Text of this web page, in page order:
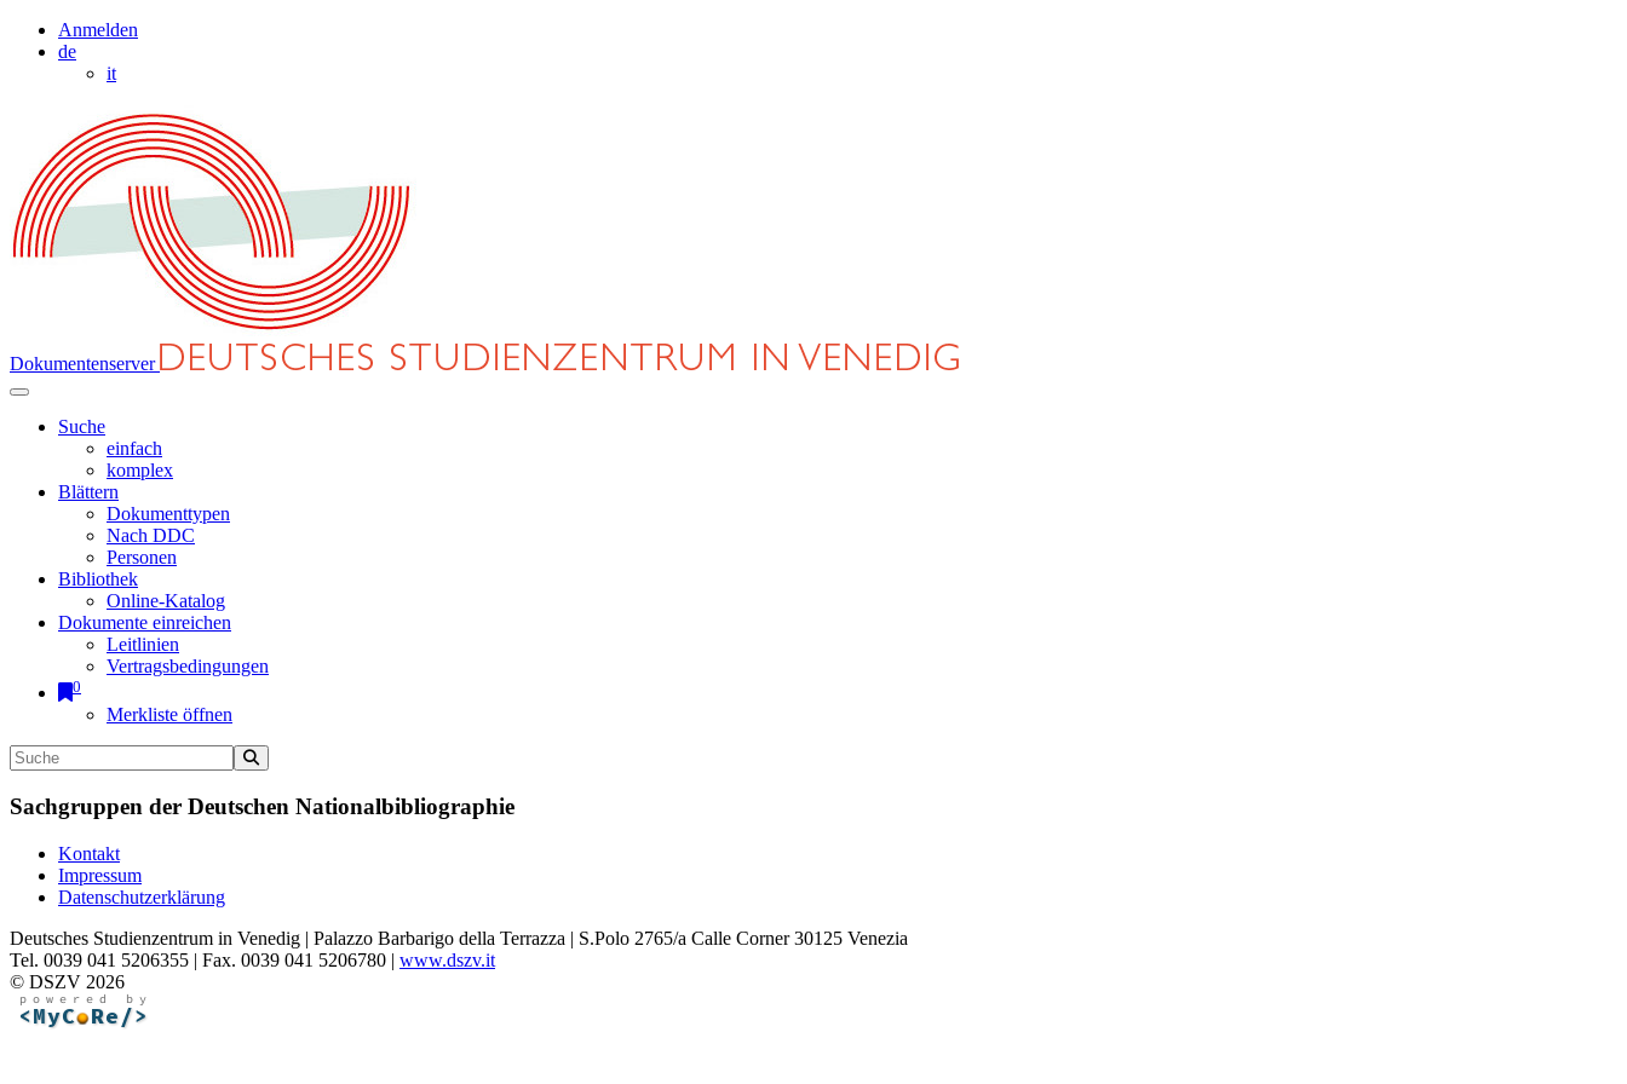
Anmelden
de
it
Dokumentenserver
Suche
einfach
komplex
Blättern
Dokumenttypen
Nach DDC
Personen
Bibliothek
Online-Katalog
Dokumente einreichen
Leitlinien
Vertragsbedingungen
0
Merkliste öffnen
Sachgruppen der Deutschen Nationalbibliographie
Kontakt
Impressum
Datenschutzerklärung
Deutsches Studienzentrum in Venedig | Palazzo Barbarigo della Terrazza | S.Polo 2765/a Calle Corner 30125 Venezia
Tel. 0039 041 5206355 | Fax. 0039 041 5206780 | www.dszv.it
© DSZV 2026